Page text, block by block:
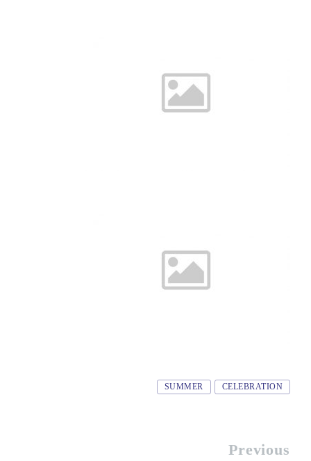
Tags
CELEBRATION
SUMMER
Previous